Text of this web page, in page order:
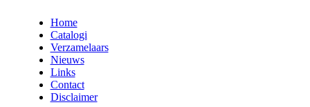
Home
Catalogi
Verzamelaars
Nieuws
Links
Contact
Disclaimer